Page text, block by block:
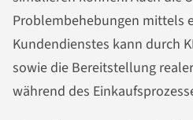
Problembehebungen mittels
Kundendienstes kann durch
sowie die Bereitstellung
während des